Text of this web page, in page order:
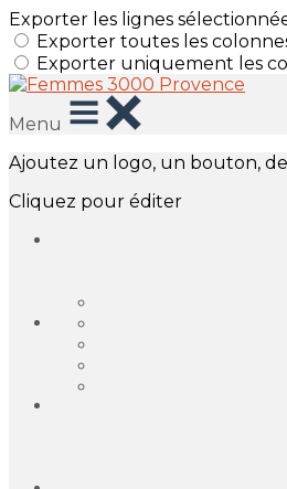
Exporter les lignes
Exporter toutes les
Exporter uniquement les
Menu
Ajoutez un logo, un bouton,
Cliquez pour éditer